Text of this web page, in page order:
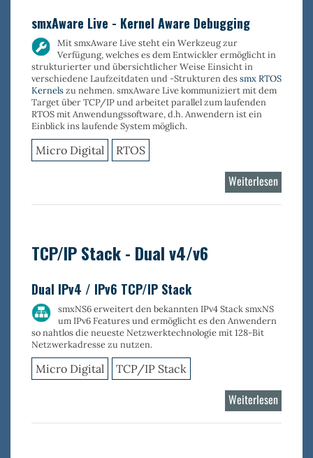
smxAware Live - Kernel Aware Debugging
MitsmxAware Livesteht ein Werkzeug zur
Verfügung, welches es dem Entwickler ermöglicht in
strukturierter und übersichtlicher Weise Einsicht in
verschiedene Laufzeitdaten und -Strukturen dessmx RTOS
Kernelszu nehmen. smxAware Livekommuniziert mit dem
Target über TCP/IP und arbeitet parallel zum laufenden
RTOS mit Anwendungssoftware, d.h. Anwendern ist ein
Einblick ins laufende System möglich.
Micro Digital RTOS
Weiterlesen
TCP/IP Stack - Dual v4/v6
Dual IPv4 / IPv6 TCP/IP Stack
smxNS6 erweitert den bekannten IPv4 Stack smxNS
um IPv6 Features und ermöglicht es den Anwendern
so nahtlos die neueste Netzwerktechnologie mit 128-Bit
Netzwerkadresse zu nutzen.
Micro Digital TCP/IP Stack
Weiterlesen
TCP/IP